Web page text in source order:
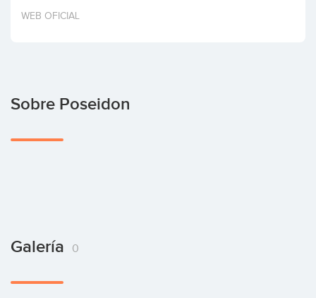
Invertir
WEB OFICIAL
Sobre Poseidon
Galería 0